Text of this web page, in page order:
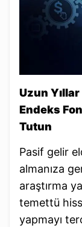
Uzun
Endeks
Tutun
Pasif gelir
almanıza
araştırma
temettü
yapmayı